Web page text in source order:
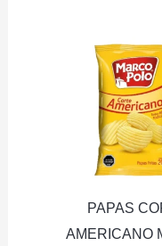
PAPAS
AMERICANO